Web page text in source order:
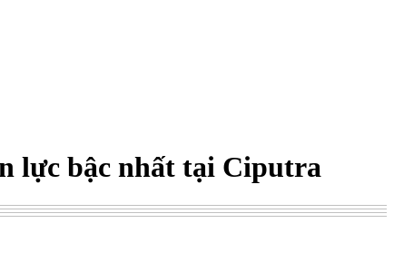
lực bậc nhất tại Ciputra